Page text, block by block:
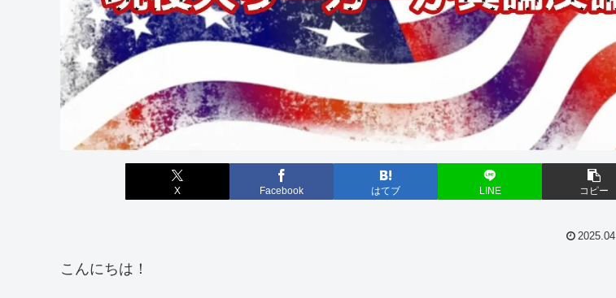
X Facebook はてブ LINE コピー
こんにちは！